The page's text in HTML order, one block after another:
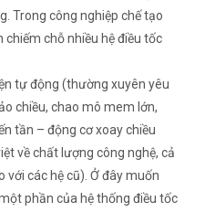
Trong công nghiệp chế tạo
chiếm chỗ nhiều hệ điều tốc
tự động (thường xuyên yêu
chiều, chao mô mem lớn,
tần – động cơ xoay chiều
về chất lượng công nghệ, cả
với các hệ cũ). Ở đây muốn
phần của hệ thống điều tốc